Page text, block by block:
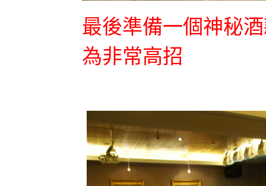
最後準備一個神秘
為非常高招